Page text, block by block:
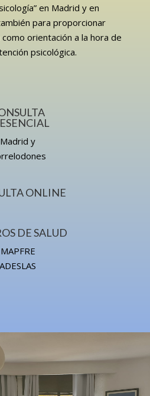
en Madrid y en
para proporcionar
orientación a la hora de
psicológica.
Madrid y
ONLINE
DE SALUD
MAPFRE
ADESLAS